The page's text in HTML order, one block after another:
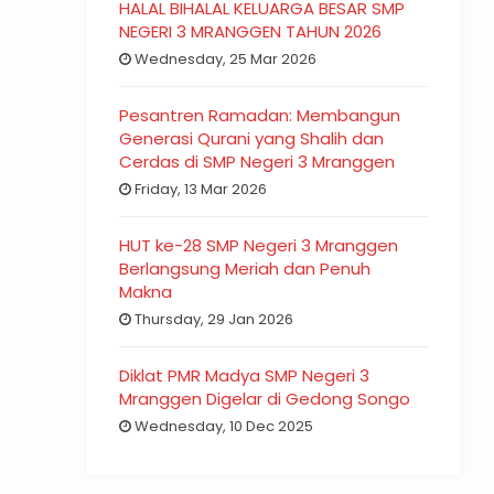
HALAL BIHALAL KELUARGA BESAR SMP
NEGERI 3 MRANGGEN TAHUN 2026
Wednesday, 25 Mar 2026
Pesantren Ramadan: Membangun
Generasi Qurani yang Shalih dan
Cerdas di SMP Negeri 3 Mranggen
Friday, 13 Mar 2026
HUT ke-28 SMP Negeri 3 Mranggen
Berlangsung Meriah dan Penuh
Makna
Thursday, 29 Jan 2026
Diklat PMR Madya SMP Negeri 3
Mranggen Digelar di Gedong Songo
Wednesday, 10 Dec 2025